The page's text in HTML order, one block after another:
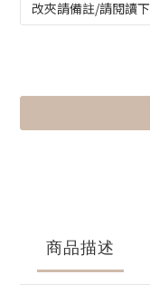
商品描述